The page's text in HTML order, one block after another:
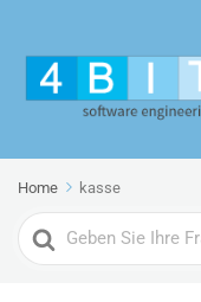
Home kasse
Search
For